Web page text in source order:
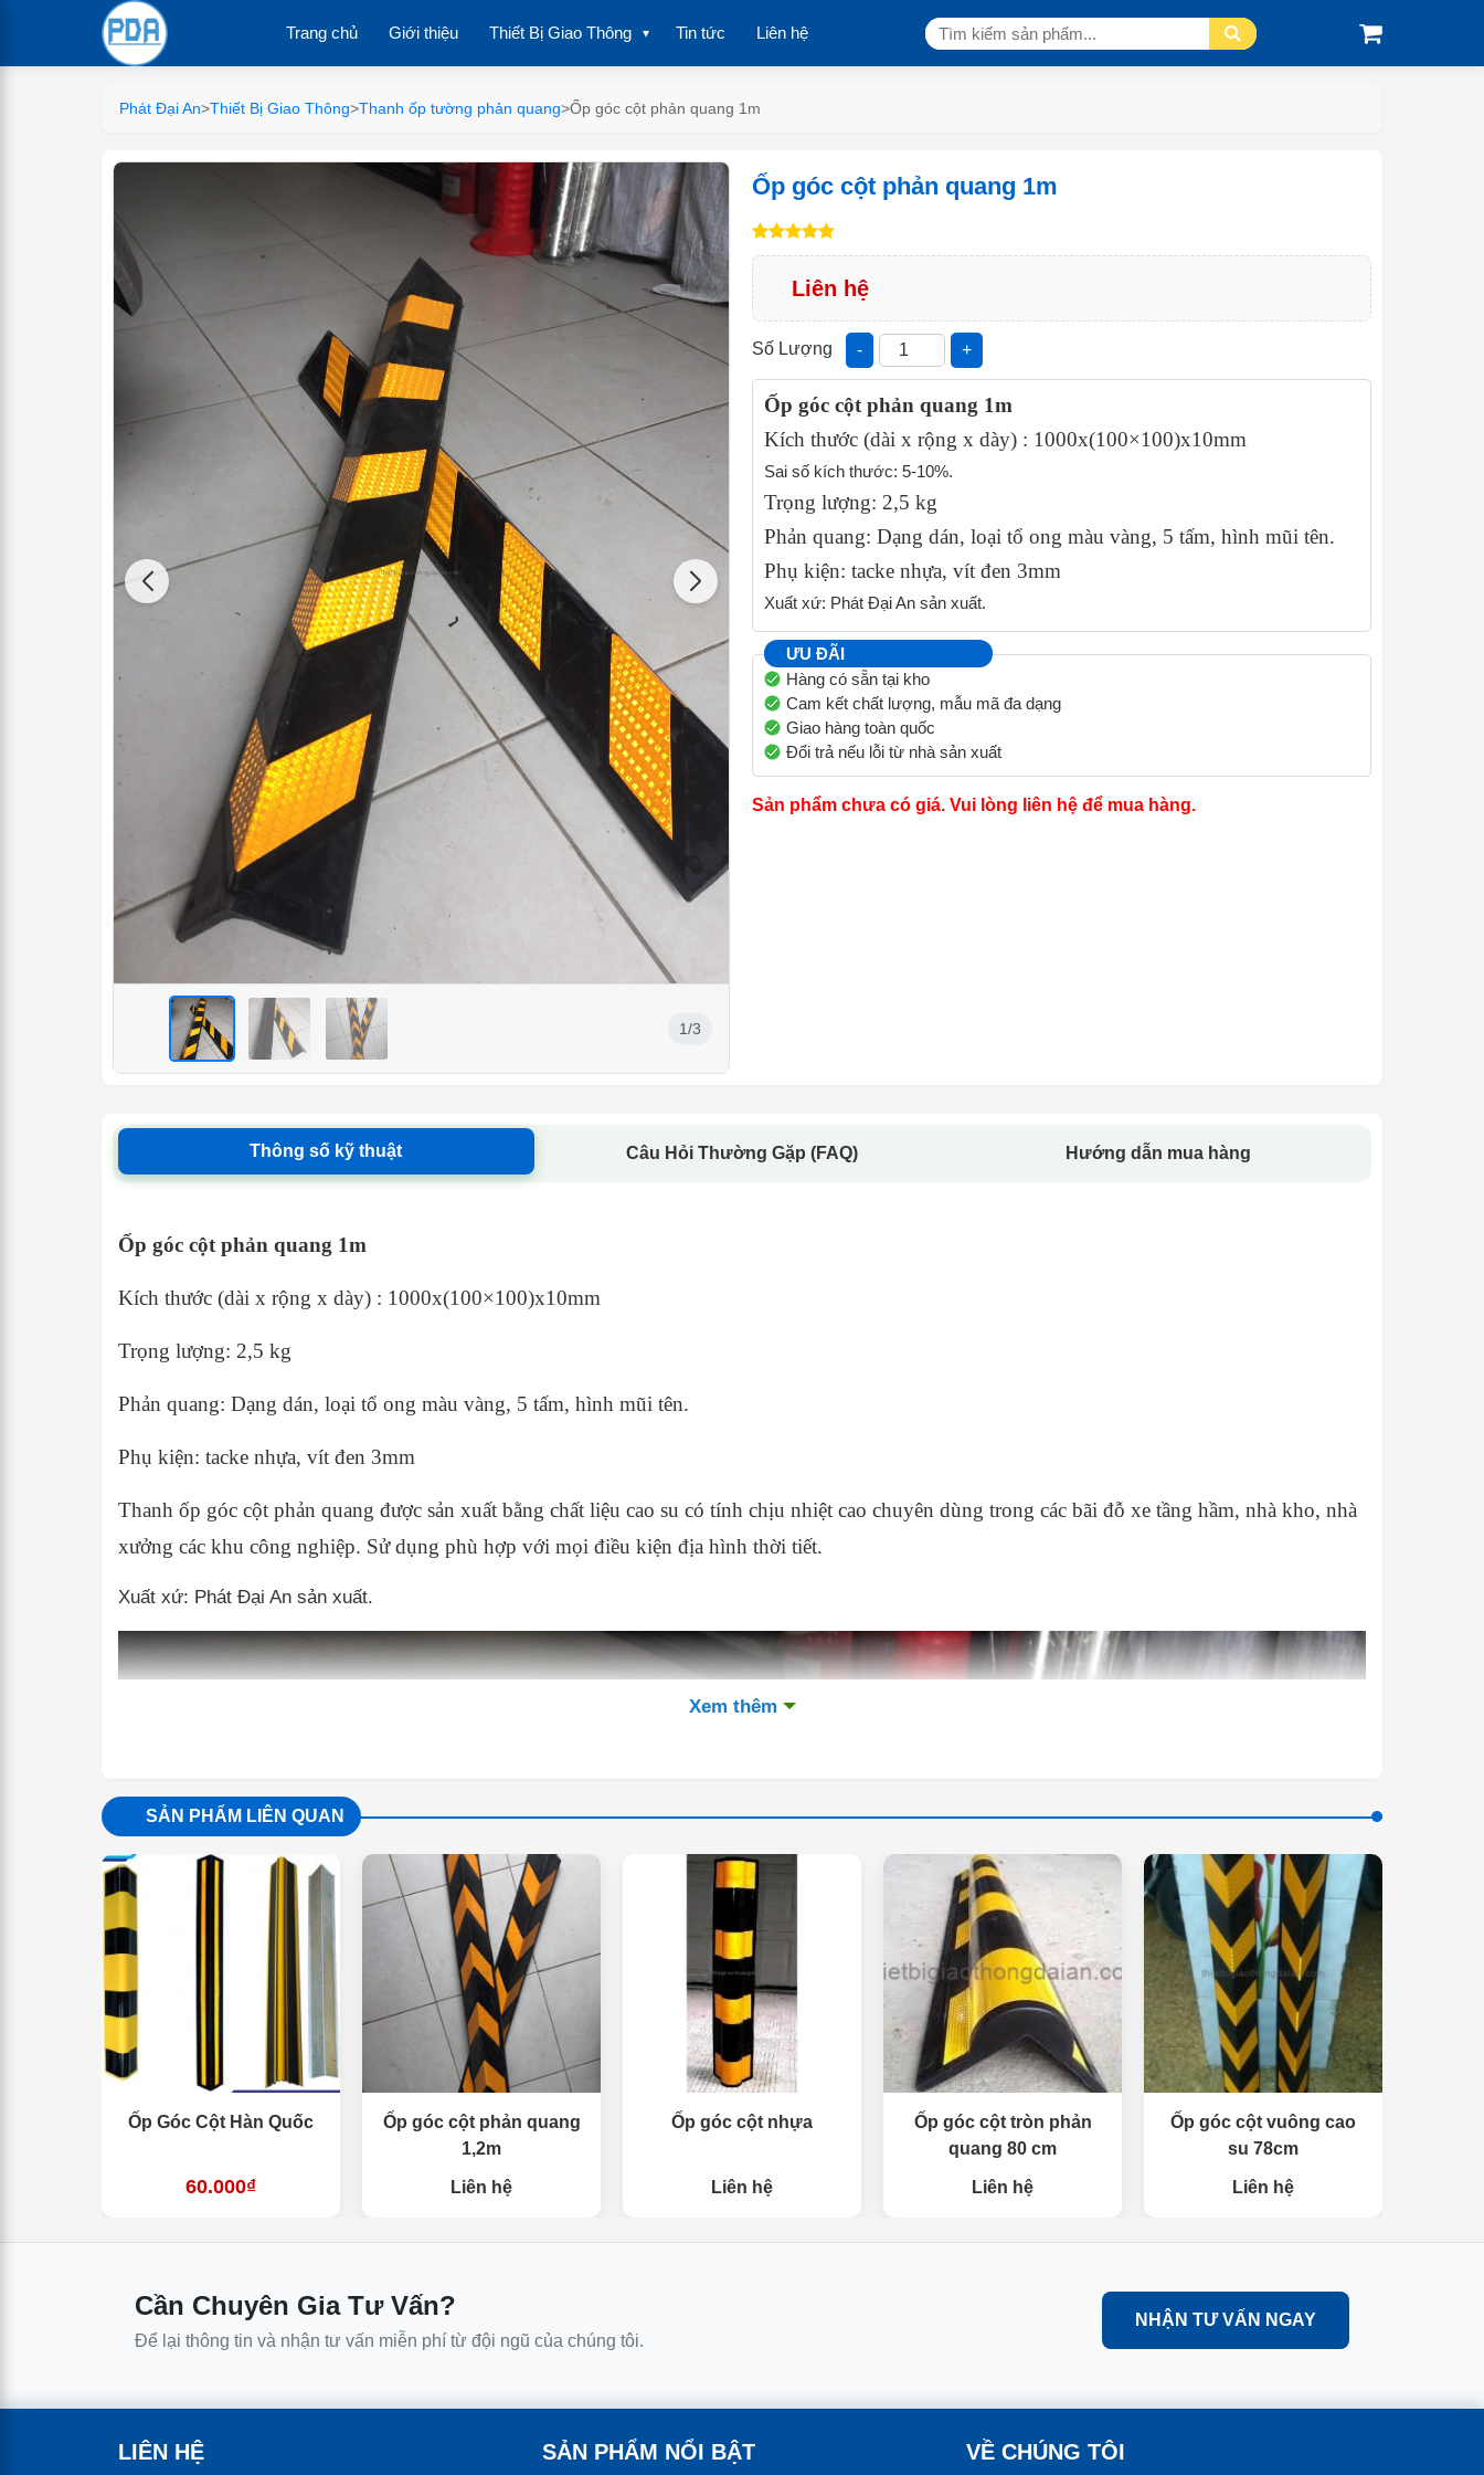
Trang chủ Giới thiệu Thiết Bị Giao Thông Tin tức Liên hệ
Tìm
kiếm:
Phát Đại An>Thiết Bị Giao Thông>Thanh ốp tường phản quang>Ốp góc cột phản quang 1m
< < <
1/3
Ốp góc cột phản quang 1m
Liên hệ
Số Lượng - +
Ốp góc cột phản quang 1m
Kích thước (dài x rộng x dày) : 1000x(100×100)x10mm
Sai số kích thước: 5-10%.
Trọng lượng: 2,5 kg
Phản quang: Dạng dán, loại tổ ong màu vàng, 5 tấm, hình mũi tên.
Phụ kiện: tacke nhựa, vít đen 3mm
Xuất xứ: Phát Đại An sản xuất.
ƯU ĐÃI
Hàng có sẵn tại kho
Cam kết chất lượng, mẫu mã đa dạng
Giao hàng toàn quốc
Đổi trả nếu lỗi từ nhà sản xuất
Sản phẩm chưa có giá. Vui lòng liên hệ để mua hàng.
Thông số kỹ thuật Câu Hỏi Thường Gặp (FAQ) Hướng dẫn mua hàng
Ốp góc cột phản quang 1m
Kích thước (dài x rộng x dày) : 1000x(100×100)x10mm
Trọng lượng: 2,5 kg
Phản quang: Dạng dán, loại tổ ong màu vàng, 5 tấm, hình mũi tên.
Phụ kiện: tacke nhựa, vít đen 3mm
Thanh ốp góc cột phản quang được sản xuất bằng chất liệu cao su có tính chịu nhiệt cao chuyên dùng trong các bãi đỗ xe tầng hầm, nhà kho, nhà
xưởng các khu công nghiệp. Sử dụng phù hợp với mọi điều kiện địa hình thời tiết.
Xuất xứ: Phát Đại An sản xuất.
Xem thêm
SẢN PHẨM LIÊN QUAN
Ốp Góc Cột Hàn Quốc
60.000₫
Ốp góc cột phản quang
1,2m
Liên hệ
Ốp góc cột nhựa
Liên hệ
Ốp góc cột tròn phản
quang 80 cm
Liên hệ
Ốp góc cột vuông cao
su 78cm
Liên hệ
Cần Chuyên Gia Tư Vấn?
Để lại thông tin và nhận tư vấn miễn phí từ đội ngũ của chúng tôi.
NHẬN TƯ VẤN NGAY
LIÊN HỆ SẢN PHẨM NỔI BẬT VỀ CHÚNG TÔI